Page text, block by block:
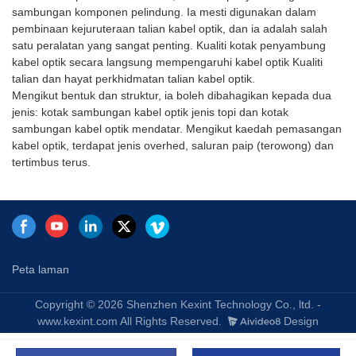
sambungan komponen pelindung. Ia mesti digunakan dalam
pembinaan kejuruteraan talian kabel optik, dan ia adalah salah
satu peralatan yang sangat penting. Kualiti kotak penyambung
kabel optik secara langsung mempengaruhi kabel optik Kualiti
talian dan hayat perkhidmatan talian kabel optik.
Mengikut bentuk dan struktur, ia boleh dibahagikan kepada dua
jenis: kotak sambungan kabel optik jenis topi dan kotak
sambungan kabel optik mendatar. Mengikut kaedah pemasangan
kabel optik, terdapat jenis overhed, saluran paip (terowong) dan
tertimbus terus.
Tambah Kehilangan ion: Tiada
kehilangan tambahan apabila
gentian optik digulung dalam
dulang sambatan7. Masa
penuaan bahan kepungan
adalah melebihi 20
tahunPermohonan:sistem
CATVKomunikasi gentian
optikFTTXPenumpuan
rangkaian gentian
dengan port ekspresi, mudah
untuk penyelenggaraan dan
pemasangan.6. Kotak Pemisah
Gentian Optik boleh dipasang
dengan cara dipasang di
dinding atau dipasang pada
tiang, sesuai untuk kegunaan
dalaman dan
luaran.Permohonan:Rangkaian
CATVKomunikasi gentian
gentian optikDigunakan secara
telekomunikasiRangkaian
komunikasi dataRangkaian
kawasan setempatKelebihan
kami:1. Balasan yang baik:
Peta laman
Copyright © 2026 Shenzhen Kexint Technology Co., ltd. -
www.kexint.com All Rights Reserved.
Design